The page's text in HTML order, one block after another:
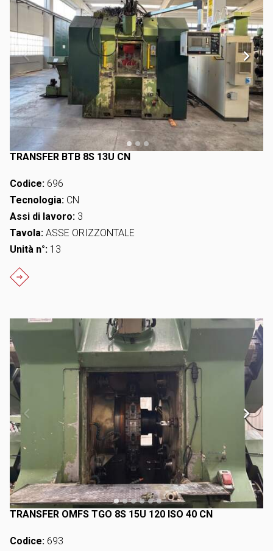
TRANSFER BTB 8S 13U CN
Codice: 696
Tecnologia: CN
Assi di lavoro: 3
Tavola: ASSE ORIZZONTALE
Unità n°: 13
TRANSFER OMFS TGO 8S 15U 120 ISO 40 CN
Codice: 693